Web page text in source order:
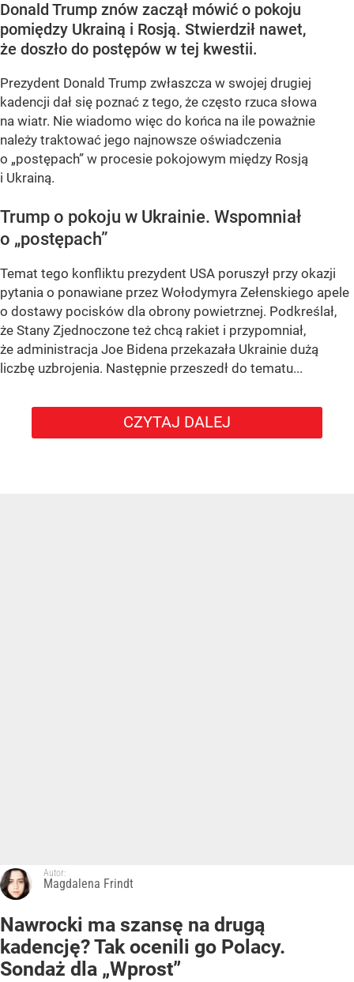
Donald Trump znów zaczął mówić o pokoju
pomiędzy Ukrainą i Rosją. Stwierdził nawet,
że doszło do postępów w tej kwestii.
Prezydent Donald Trump zwłaszcza w swojej drugiej
kadencji dał się poznać z tego, że często rzuca słowa
na wiatr. Nie wiadomo więc do końca na ile poważnie
należy traktować jego najnowsze oświadczenia
o „postępach” w procesie pokojowym między Rosją
i Ukrainą.
Trump o pokoju w Ukrainie. Wspomniał
o „postępach”
Temat tego konfliktu prezydent USA poruszył przy okazji
pytania o ponawiane przez Wołodymyra Zełenskiego apele
o dostawy pocisków dla obrony powietrznej. Podkreślał,
że Stany Zjednoczone też chcą rakiet i przypomniał,
że administracja Joe Bidena przekazała Ukrainie dużą
liczbę uzbrojenia. Następnie przeszedł do tematu...
CZYTAJ DALEJ
Autor:
Magdalena Frindt
Nawrocki ma szansę na drugą
kadencję? Tak ocenili go Polacy.
Sondaż dla „Wprost”